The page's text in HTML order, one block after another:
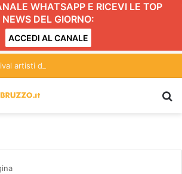
WHATSAPP E RICEVI LE TOP
NEWS DEL GIORNO:
ACCEDI AL CANALE